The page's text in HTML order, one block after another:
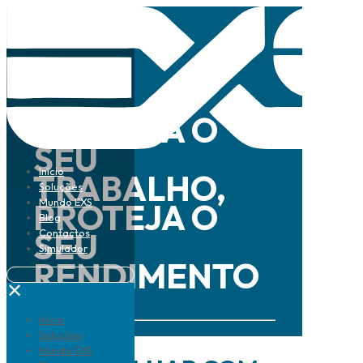
Início
Soluções
Mundo EXS
Blog
Contactos
Simulador
✕
Início
Soluções
Mundo EXS
PROTEJA O
SEU
TRABALHO,
PROTEJA O
SEU
RENDIMENTO
Simular agora